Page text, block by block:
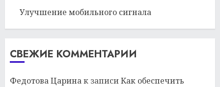
Улучшение мобильного сигнала
СВЕЖИЕ КОММЕНТАРИИ
Федотова Царинак записиКак обеспечить